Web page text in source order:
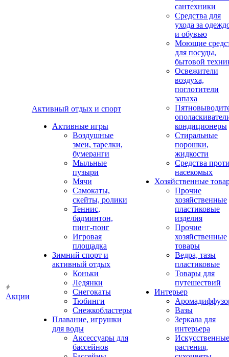
Акции
Активный отдых и спорт
Активные игры
Воздушные
змеи, тарелки,
бумеранги
Мыльные
пузыри
Мячи
Самокаты,
скейты, ролики
Теннис,
бадминтон,
пинг-понг
Игровая
площадка
Зимний спорт и
активный отдых
Коньки
Ледянки
Снегокаты
Тюбинги
Снежкобластеры
Плавание, игрушки
для воды
Аксессуары для
бассейнов
сантехники
Средства для
ухода за
и обувью
Моющие
для посуды,
бытовой
Освежители
воздуха,
поглотители
запаха
кондиционеры
Стиральные
порошки,
жидкости
Средства
насекомых
Хозяйственные
Прочие
хозяйственные
пластиковые
изделия
Прочие
хозяйственные
товары
Ведра, тазы
пластиковые
Товары для
путешествий
Интерьер
Вазы
Зеркала для
интерьера
Искусственные
растения,